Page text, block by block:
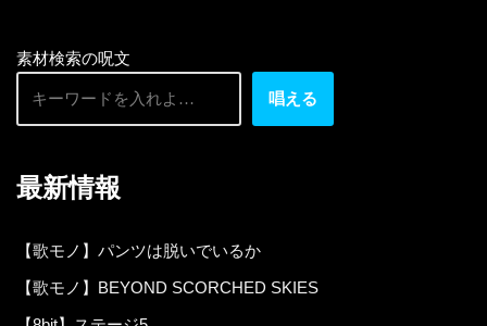
素材検索の呪文
唱える
最新情報
【歌モノ】パンツは脱いでいるか
【歌モノ】BEYOND SCORCHED SKIES